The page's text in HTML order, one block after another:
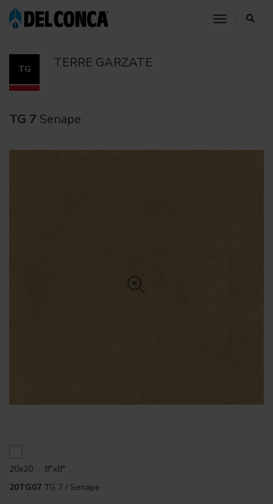
toggle
HOME PRODOTTI PRODOTTI FAETANO
TERRE GARZATE
SENAPE
TG TERRE GARZATE
TG 7 Senape
20x20 . 8"x8"
20TG07 TG 7 / Senape